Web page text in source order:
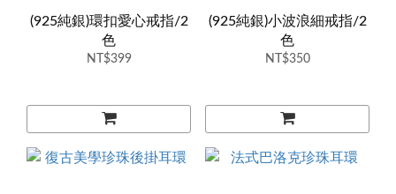
(925純銀)環扣愛心戒指/2
色
NT$399
(925純銀)小波浪細戒指/2
色
NT$350